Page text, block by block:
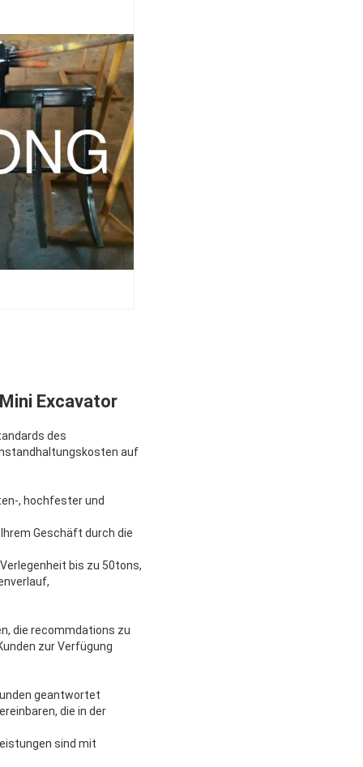
Excavator
des
auf
, hochfester und
Geschäft durch die
bis zu 50tons,
die recommdations zu
zur Verfügung
geantwortet
die in der
sind mit